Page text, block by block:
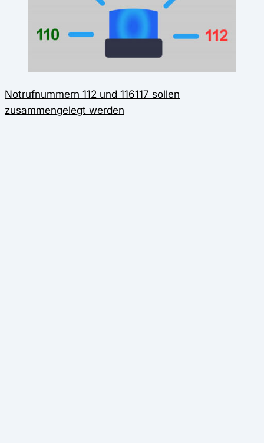
Notrufnummern 112 und 116117 sollen
zusammengelegt werden